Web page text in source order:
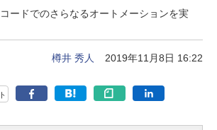
ードでのさらなるオートメーションを実
樽井 秀人 2019年11月8日 16:22